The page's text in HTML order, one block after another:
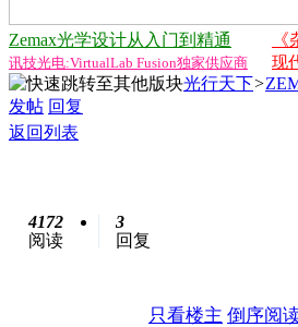
Zemax光学设计从入门到精通
讯技光电:VirtualLab Fusion独家供应商 现
光行天下>
发帖 回复
返回列表
4172
阅读
3
回复
只看楼主 倒序阅